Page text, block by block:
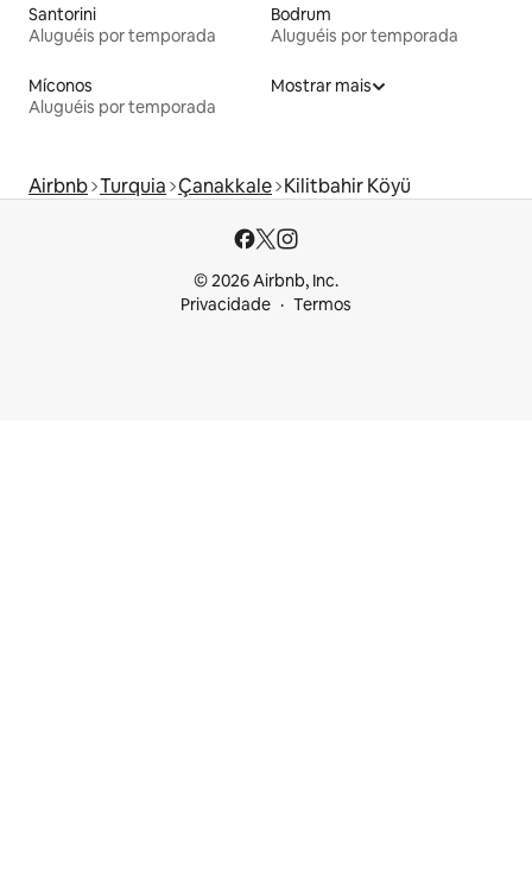
Santorini
Aluguéis por temporada
Bodrum
Aluguéis por temporada
Míconos
Aluguéis por temporada
Mostrar mais
Airbnb Turquia Çanakkale Kilitbahir Köyü
© 2026 Airbnb, Inc.
Privacidade
Termos